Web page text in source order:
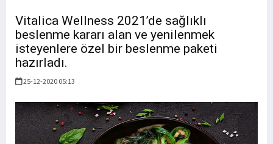
Vitalica Wellness 2021’de sağlıklı
beslenme kararı alan ve yenilenmek
isteyenlere özel bir beslenme paketi
hazırladı.
25-12-2020 05:13